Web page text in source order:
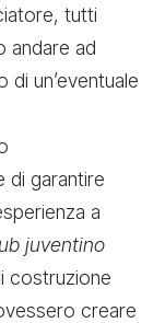
tutti
andare ad
di un’eventuale
di garantire
a
juventino
costruzione
creare